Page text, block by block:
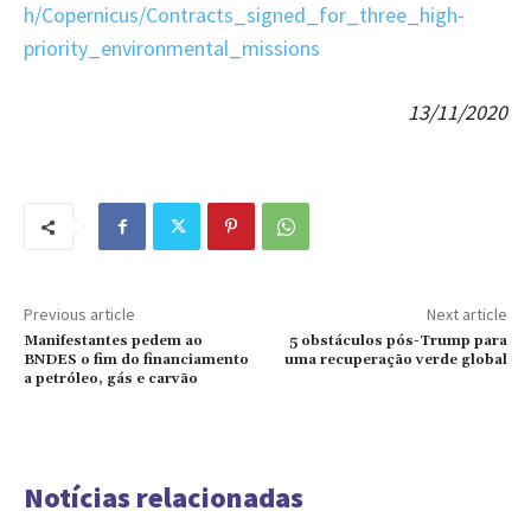
h/Copernicus/Contracts_signed_for_three_high-
priority_environmental_missions
13/11/2020
Previous article
Manifestantes pedem ao
BNDES o fim do financiamento
a petróleo, gás e carvão
Next article
5 obstáculos pós-Trump para
uma recuperação verde global
Notícias relacionadas